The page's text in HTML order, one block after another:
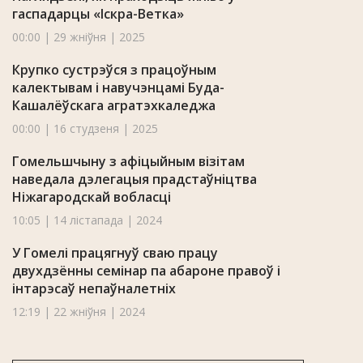
гаспадарцы «Іскра-Ветка»
00:00 | 29 жніўня | 2025
Крупко сустрэўся з працоўным
калектывам і навучэнцамі Буда-
Кашалёўскага агратэхкаледжа
00:00 | 16 студзеня | 2025
Гомельшчыну з афіцыйным візітам
наведала дэлегацыя прадстаўніцтва
Ніжагародскай вобласці
10:05 | 14 лістапада | 2024
У Гомелі працягнуў сваю працу
двухдзённы семінар па абароне правоў і
інтарэсаў непаўналетніх
12:19 | 22 жніўня | 2024